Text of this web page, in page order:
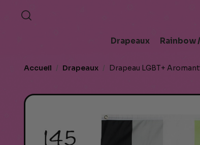
Drapeaux Rainbow
Accueil Drapeaux Drapeau LGBT+